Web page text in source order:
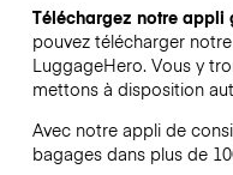
Téléchargez notre appli
pouvez télécharger
LuggageHero. Vous y
mettons à disposition
Avec notre appli de
bagages dans plus de